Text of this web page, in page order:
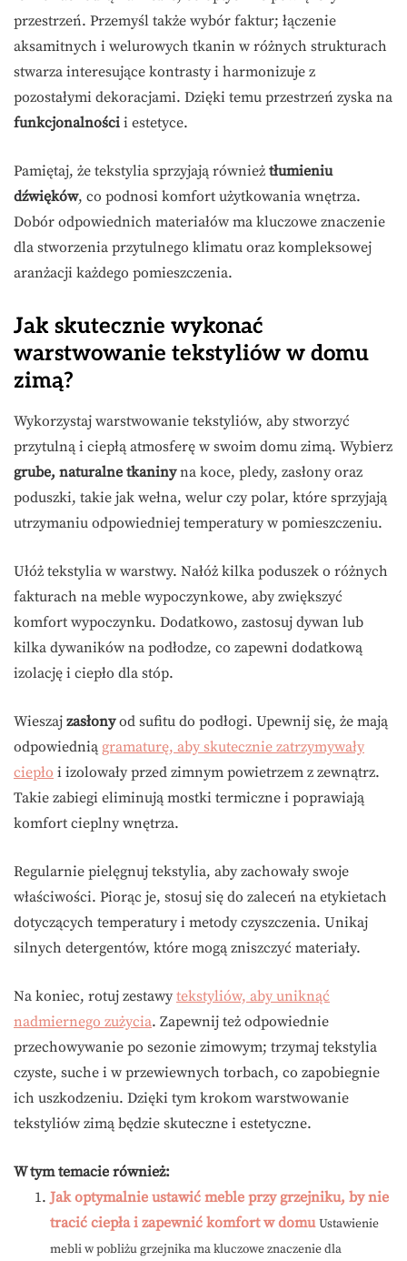
przestrzeń. Przemyśl także wybór faktur; łączenie
aksamitnych i welurowych tkanin w różnych strukturach
stwarza interesujące kontrasty i harmonizuje z
pozostałymi dekoracjami. Dzięki temu przestrzeń zyska na
funkcjonalności i estetyce.
Pamiętaj, że tekstylia sprzyjają również tłumieniu
dźwięków, co podnosi komfort użytkowania wnętrza.
Dobór odpowiednich materiałów ma kluczowe znaczenie
dla stworzenia przytulnego klimatu oraz kompleksowej
aranżacji każdego pomieszczenia.
Jak skutecznie wykonać
warstwowanie tekstyliów w domu
zimą?
Wykorzystaj warstwowanie tekstyliów, aby stworzyć
przytulną i ciepłą atmosferę w swoim domu zimą. Wybierz
grube, naturalne tkaninyna koce, pledy, zasłony oraz
poduszki, takie jak wełna, welur czy polar, które sprzyjają
utrzymaniu odpowiedniej temperatury w pomieszczeniu.
Ułóż tekstylia w warstwy. Nałóż kilka poduszek o różnych
fakturach na meble wypoczynkowe, aby zwiększyć
komfort wypoczynku. Dodatkowo, zastosuj dywan lub
kilka dywaników na podłodze, co zapewni dodatkową
izolację i ciepło dla stóp.
Wieszaj zasłonyod sufitu do podłogi. Upewnij się, że mają
odpowiednią gramaturę, aby skutecznie zatrzymywały
ciepło i izolowały przed zimnym powietrzem z zewnątrz.
Takie zabiegi eliminują mostki termiczne i poprawiają
komfort cieplny wnętrza.
Regularnie pielęgnuj tekstylia, aby zachowały swoje
właściwości. Piorąc je, stosuj się do zaleceń na etykietach
dotyczących temperatury i metody czyszczenia. Unikaj
silnych detergentów, które mogą zniszczyć materiały.
Na koniec, rotuj zestawy tekstyliów, aby uniknąć
nadmiernego zużycia. Zapewnij też odpowiednie
przechowywanie po sezonie zimowym; trzymaj tekstylia
czyste, suche i w przewiewnych torbach, co zapobiegnie
ich uszkodzeniu. Dzięki tym krokom warstwowanie
tekstyliów zimą będzie skuteczne i estetyczne.
W tym temacie również:
Jak optymalnie ustawić meble przy grzejniku, by nie
tracić ciepła i zapewnić komfort w domu Ustawienie
mebli w pobliżu grzejnika ma kluczowe znaczenie dla